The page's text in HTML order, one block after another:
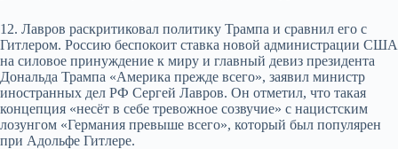
12. Лавров раскритиковал политику Трампа и сравнил его с
Гитлером. Россию беспокоит ставка новой администрации США
на силовое принуждение к миру и главный девиз президента
Дональда Трампа «Америка прежде всего», заявил министр
иностранных дел РФ Сергей Лавров. Он отметил, что такая
концепция «несёт в себе тревожное созвучие» с нацистским
лозунгом «Германия превыше всего», который был популярен
при Адольфе Гитлере.